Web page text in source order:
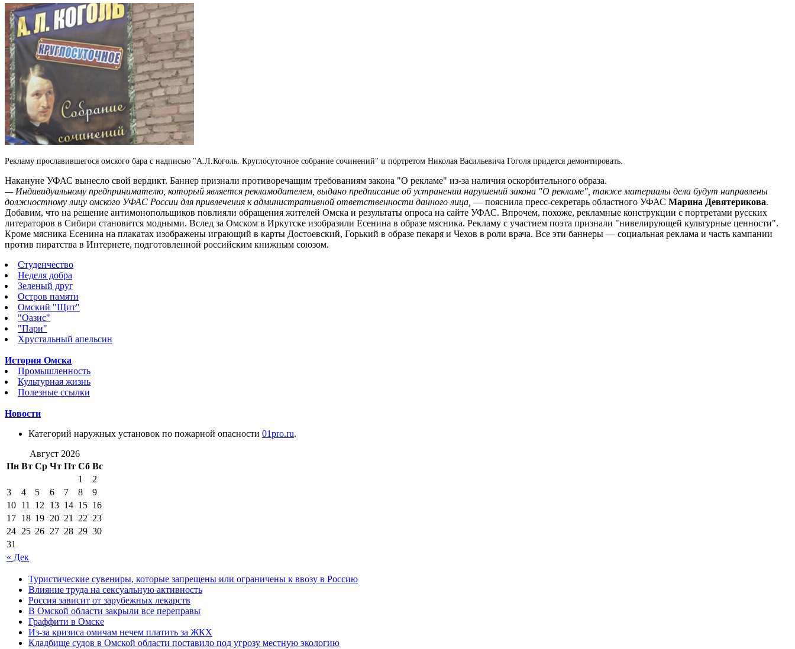
Рекламу прославившегося омского бара с надписью "А.Л.Коголь. Круглосуточное собрание сочинений" и портретом Николая Васильевича Гоголя придется демонтировать.
Накануне УФАС вынесло свой вердикт. Баннер признали противоречащим требованиям закона "О рекламе" из-за наличия оскорбительного образа.
— Индивидуальному предпринимателю, который является рекламодателем, выдано предписание об устранении нарушений закона "О рекламе", также материалы дела будут направлены
должностному лицу омского УФАС России для привлечения к административной ответственности данного лица, — пояснила пресс-секретарь областного УФАС Марина Девятерикова.
Добавим, что на решение антимонопольщиков повлияли обращения жителей Омска и результаты опроса на сайте УФАС. Впрочем, похоже, рекламные конструкции с портретами русских
литераторов в Сибири становится модными. Вслед за Омском в Иркутске изобразили Есенина в образе мясника. Рекламу с участием поэта признали "нивелирующей культурные ценности".
Кроме мясника Есенина на плакатах изображены играющий в карты Достоевский, Горький в образе пекаря и Чехов в роли врача. Все эти баннеры — социальная реклама и часть кампании
против пиратства в Интернете, подготовленной российским книжным союзом.
Студенчество
Неделя добра
Зеленый друг
Остров памяти
Омский "Щит"
"Оазис"
"Пари"
Хрустальный апельсин
История Омска
Промышленность
Культурная жизнь
Полезные ссылки
Новости
Категорий наружных установок по пожарной опасности 01pro.ru.
Август 2026
Пн Вт Ср Чт Пт Сб Вс
« Дек
1
2
3
4 5 6 7 8
9
10 11 12 13 14 15 16
17 18 19 20 21 22 23
24 25 26 27 28 29 30
31
Туристические сувениры, которые запрещены или ограничены к ввозу в Россию
Влияние труда на сексуальную активность
Россия зависит от зарубежных лекарств
В Омской области закрыли все переправы
Граффити в Омске
Из-за кризиса омичам нечем платить за ЖКХ
Кладбище судов в Омской области поставило под угрозу местную экологию